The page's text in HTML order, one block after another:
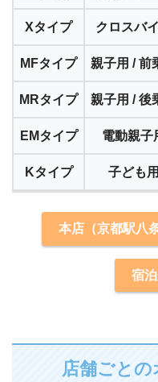
Xタイプ クロスバ
MFタイプ 親子用 / 前
MRタイプ 親子用 / 後
EMタイプ 電動親子
Kタイプ 子ども用
本店（京都駅八
宿
店舗ごと